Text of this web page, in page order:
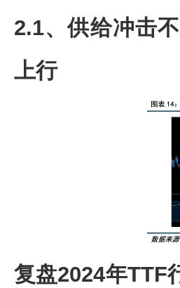
2.1、供给冲击
上行
复盘2024年TTF